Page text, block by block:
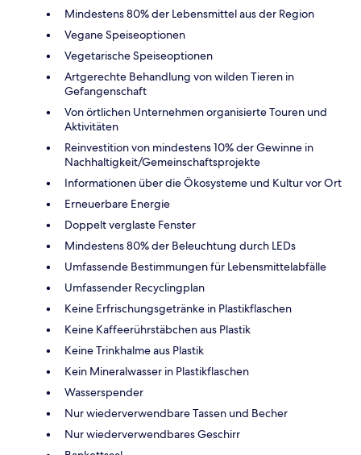
Mindestens 80% der Lebensmittel aus der Region
Vegane Speiseoptionen
Vegetarische Speiseoptionen
Artgerechte Behandlung von wilden Tieren in
Gefangenschaft
Von örtlichen Unternehmen organisierte Touren und
Aktivitäten
Reinvestition von mindestens 10% der Gewinne in
Nachhaltigkeit/Gemeinschaftsprojekte
Informationen über die Ökosysteme und Kultur vor Ort
Erneuerbare Energie
Doppelt verglaste Fenster
Mindestens 80% der Beleuchtung durch LEDs
Umfassende Bestimmungen für Lebensmittelabfälle
Umfassender Recyclingplan
Keine Erfrischungsgetränke in Plastikflaschen
Keine Kaffeerührstäbchen aus Plastik
Keine Trinkhalme aus Plastik
Kein Mineralwasser in Plastikflaschen
Wasserspender
Nur wiederverwendbare Tassen und Becher
Nur wiederverwendbares Geschirr